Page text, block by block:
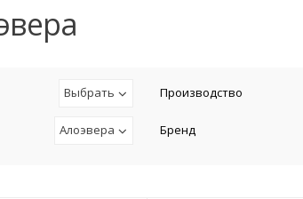
Выбрать Производство
Алоэвера Бренд